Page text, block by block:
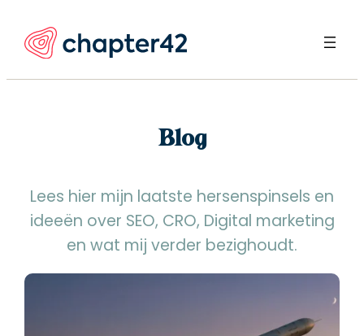
naar
Blog
Lees hier mijn laatste hersenspinsels en
ideeën over SEO, CRO, Digital marketing
en wat mij verder bezighoudt.